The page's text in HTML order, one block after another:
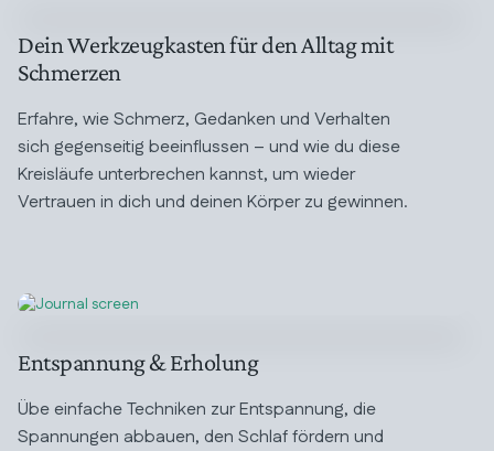
Dein Werkzeugkasten für den Alltag mit
Schmerzen
Erfahre, wie Schmerz, Gedanken und Verhalten
sich gegenseitig beeinflussen – und wie du diese
Kreisläufe unterbrechen kannst, um wieder
Vertrauen in dich und deinen Körper zu gewinnen.
Entspannung & Erholung
Übe einfache Techniken zur Entspannung, die
Spannungen abbauen, den Schlaf fördern und